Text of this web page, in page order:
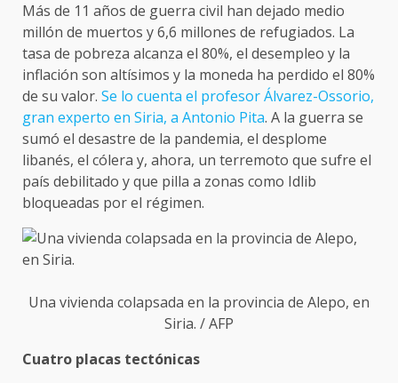
Más de 11 años de guerra civil han dejado medio
millón de muertos y 6,6 millones de refugiados. La
tasa de pobreza alcanza el 80%, el desempleo y la
inflación son altísimos y la moneda ha perdido el 80%
de su valor. Se lo cuenta el profesor Álvarez-Ossorio,
gran experto en Siria, a Antonio Pita. A la guerra se
sumó el desastre de la pandemia, el desplome
libanés, el cólera y, ahora, un terremoto que sufre el
país debilitado y que pilla a zonas como Idlib
bloqueadas por el régimen.
Una vivienda colapsada en la provincia de Alepo, en
Siria. / AFP
Cuatro placas tectónicas